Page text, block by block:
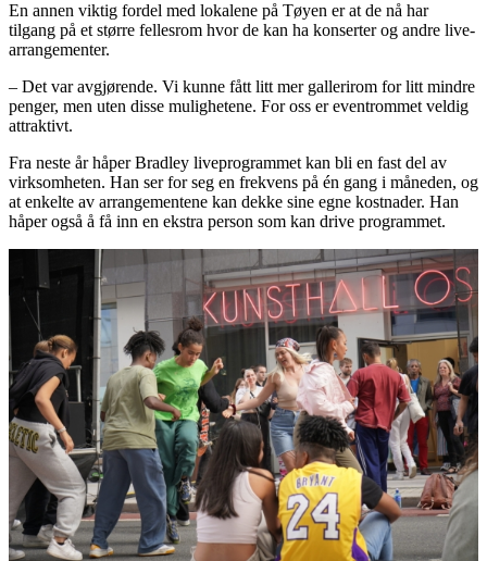
En annen viktig fordel med lokalene på Tøyen er at de nå har
tilgang på et større fellesrom hvor de kan ha konserter og andre live-
arrangementer.
– Det var avgjørende. Vi kunne fått litt mer gallerirom for litt mindre
penger, men uten disse mulighetene. For oss er eventrommet veldig
attraktivt.
Fra neste år håper Bradley liveprogrammet kan bli en fast del av
virksomheten. Han ser for seg en frekvens på én gang i måneden, og
at enkelte av arrangementene kan dekke sine egne kostnader. Han
håper også å få inn en ekstra person som kan drive programmet.